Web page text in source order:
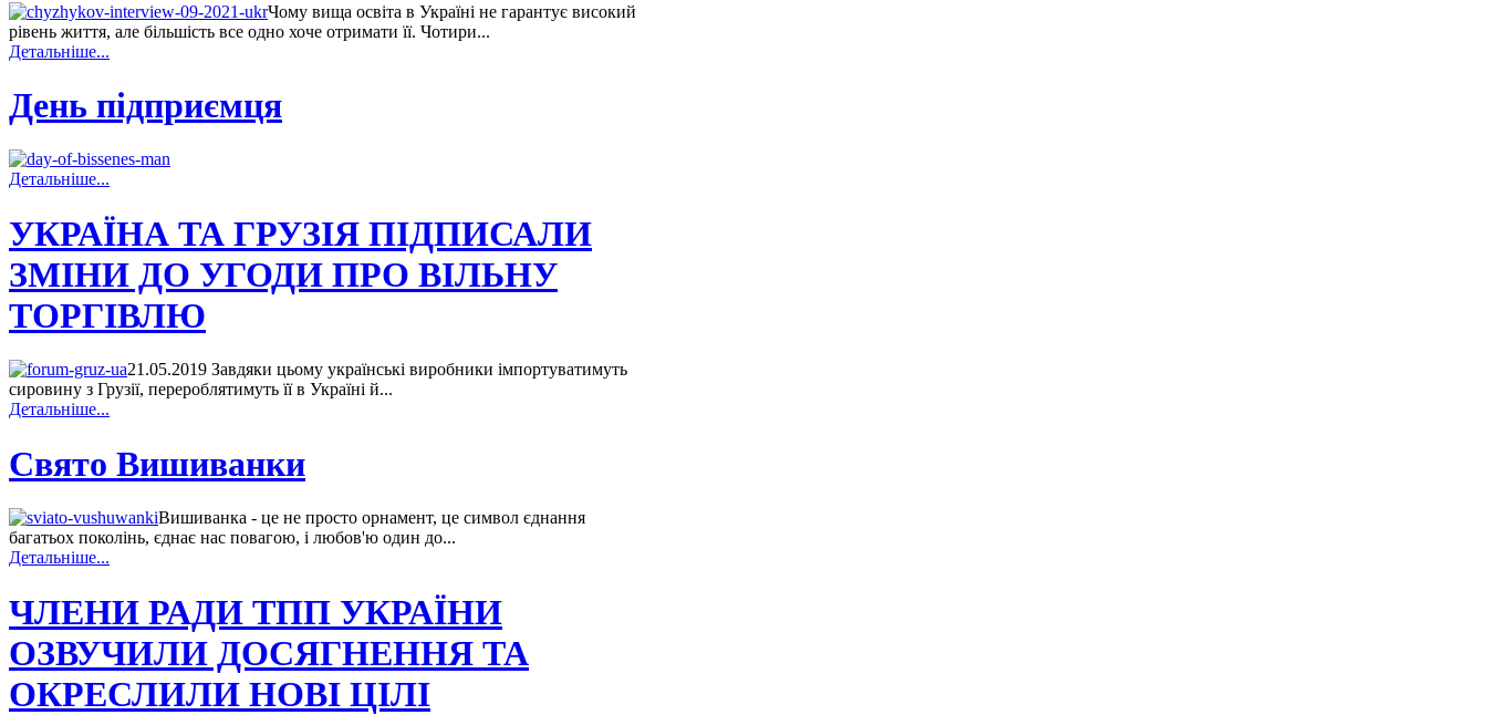
Чому вища освіта в Україні не гарантує високий
рівень життя, але більшість все одно хоче отримати її. Чотири...
Детальніше...
День підприємця
Детальніше...
УКРАЇНА ТА ГРУЗІЯ ПІДПИСАЛИ
ЗМІНИ ДО УГОДИ ПРО ВІЛЬНУ
ТОРГІВЛЮ
21.05.2019 Завдяки цьому українські виробники імпортуватимуть
сировину з Грузії, перероблятимуть її в Україні й...
Детальніше...
Свято Вишиванки
Вишиванка - це не просто орнамент, це символ єднання
багатьох поколінь, єднає нас повагою, і любов'ю один до...
Детальніше...
ЧЛЕНИ РАДИ ТПП УКРАЇНИ
ОЗВУЧИЛИ ДОСЯГНЕННЯ ТА
ОКРЕСЛИЛИ НОВІ ЦІЛІ